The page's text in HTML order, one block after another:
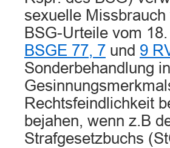
sexuelle
BSG-Urteile vom
BSGE 77, 7 und 9
Sonderbehandlung
Rechtsfeindlichkeit
bejahen, wenn z.B
Strafgesetzbuchs